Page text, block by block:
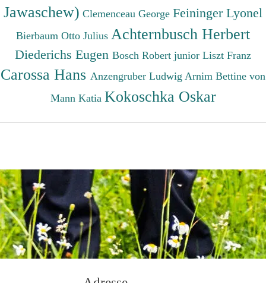
Jawaschew) Clemenceau George Feininger Lyonel
Bierbaum Otto Julius Achternbusch Herbert
Diederichs Eugen Bosch Robert junior Liszt Franz
Carossa Hans Anzengruber Ludwig Arnim Bettine von
Mann Katia Kokoschka Oskar